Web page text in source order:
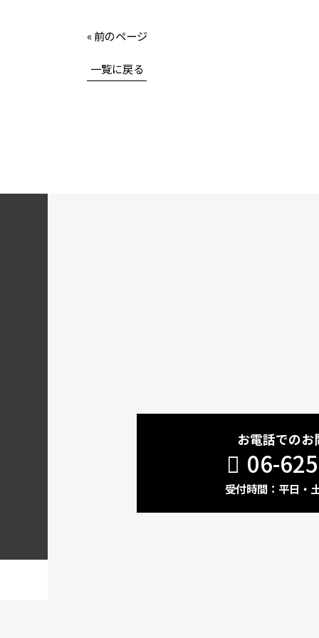
« 前のページ
一覧に戻る
お電話でのお
06-
受付時間：平日・